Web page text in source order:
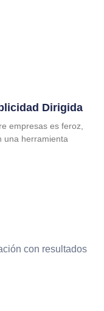
Dirigida
empresas es feroz,
una herramienta
con resultados